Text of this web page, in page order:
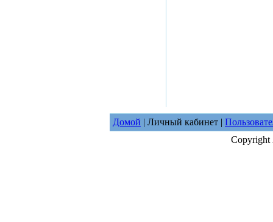
Домой | Личный кабинет |
Copyright